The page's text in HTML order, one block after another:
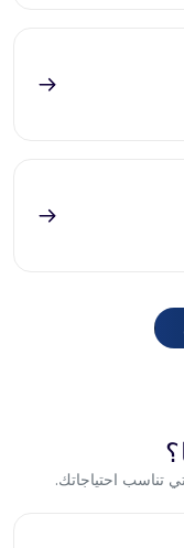
تناسب احتياجاتك.